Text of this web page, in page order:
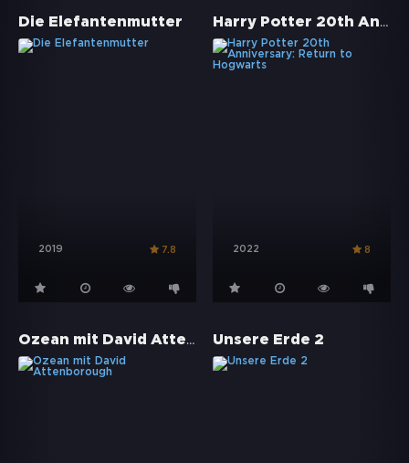
Die Elefantenmutter
2019 7.8
Harry Potter 20th Anniversary: Return to Hogwarts
2022 8
Ozean mit David Attenborough Unsere Erde 2